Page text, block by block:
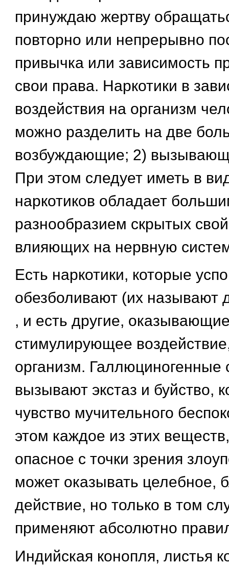
принуждаю жертву
повторно или непрерывно
привычка или зависимость
свои права. Наркотики в
воздействия на организм
можно разделить на две
возбуждающие; 2)
При этом следует иметь в
наркотиков обладает
разнообразием скрытых
влияющих на нервную
Есть наркотики, которые
обезболивают (их называют
, и есть другие,
стимулирующее
организм. Галлюциногенные
вызывают экстаз и буйство,
чувство мучительного
этом каждое из этих
опасное с точки зрения
может оказывать целебное,
действие, но только в том
применяют абсолютно
Индийская конопля, листья